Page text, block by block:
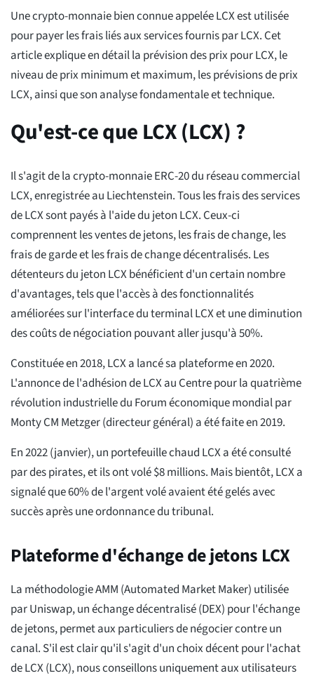
Une crypto-monnaie bien connue appelée LCX est utilisée
pour payer les frais liés aux services fournis par LCX. Cet
article explique en détail la prévision des prix pour LCX, le
niveau de prix minimum et maximum, les prévisions de prix
LCX, ainsi que son analyse fondamentale et technique.
Qu'est-ce que LCX (LCX) ?
Il s'agit de la crypto-monnaie ERC-20 du réseau commercial
LCX, enregistrée au Liechtenstein. Tous les frais des services
de LCX sont payés à l'aide du jeton LCX. Ceux-ci
comprennent les ventes de jetons, les frais de change, les
frais de garde et les frais de change décentralisés. Les
détenteurs du jeton LCX bénéficient d'un certain nombre
d'avantages, tels que l'accès à des fonctionnalités
améliorées sur l'interface du terminal LCX et une diminution
des coûts de négociation pouvant aller jusqu'à 50%.
Constituée en 2018, LCX a lancé sa plateforme en 2020.
L'annonce de l'adhésion de LCX au Centre pour la quatrième
révolution industrielle du Forum économique mondial par
Monty CM Metzger (directeur général) a été faite en 2019.
En 2022 (janvier), un portefeuille chaud LCX a été consulté
par des pirates, et ils ont volé $8 millions. Mais bientôt, LCX a
signalé que 60% de l'argent volé avaient été gelés avec
succès après une ordonnance du tribunal.
Plateforme d'échange de jetons LCX
La méthodologie AMM (Automated Market Maker) utilisée
par Uniswap, un échange décentralisé (DEX) pour l'échange
de jetons, permet aux particuliers de négocier contre un
canal. S'il est clair qu'il s'agit d'un choix décent pour l'achat
de LCX (LCX), nous conseillons uniquement aux utilisateurs